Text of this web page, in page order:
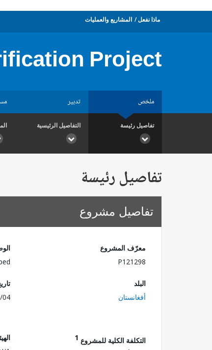
ماذا نفعل المشاريع والعمليات
Project
ملخص تدبير
تفاصيل رئيسة التفاصيل الرئيسية
تفاصيل رئيسة
تفاصيل مشروع
معرّف المشروع
P121298
البلد
أفغانستان
04
التكلفة الكلية للمشروع 1